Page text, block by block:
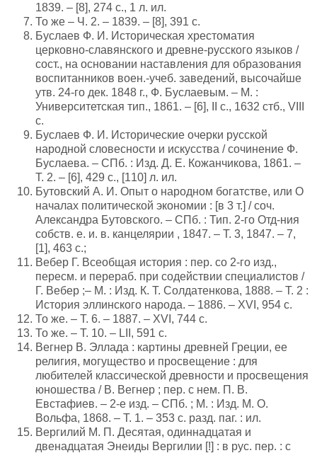
1839. – [8], 274 с., 1 л. ил.
То же – Ч. 2. – 1839. – [8], 391 с.
Буслаев Ф. И. Историческая хрестоматия
церковно-славянского и древне-русского языков /
сост., на основании наставления для образования
воспитанников воен.-учеб. заведений, высочайше
утв. 24-го дек. 1848 г., Ф. Буслаевым. – М. :
Университетская тип., 1861. – [6], II с., 1632 стб., VIII
с.
Буслаев Ф. И. Исторические очерки русской
народной словесности и искусства / сочинение Ф.
Буслаева. – СПб. : Изд. Д. Е. Кожанчикова, 1861. –
Т. 2. – [6], 429 с., [110] л. ил.
Бутовский А. И. Опыт о народном богатстве, или О
началах политической экономии : [в 3 т.] / соч.
Александра Бутовского. – СПб. : Тип. 2-го Отд-ния
собств. е. и. в. канцелярии , 1847. – Т. 3, 1847. – 7,
[1], 463 с.;
Вебер Г. Всеобщая история : пер. со 2-го изд.,
пересм. и перераб. при содействии специалистов /
Г. Вебер ;– М. : Изд. К. Т. Солдатенкова, 1888. – Т. 2 :
История эллинского народа. – 1886. – XVI, 954 с.
То же. – Т. 6. – 1887. – XVI, 744 с.
То же. – Т. 10. – LII, 591 с.
Вегнер В. Эллада : картины древней Греции, ее
религия, могущество и просвещение : для
любителей классической древности и просвещения
юношества / В. Вегнер ; пер. с нем. П. В.
Евстафиев. – 2-е изд. – СПб. ; М. : Изд. М. О.
Вольфа, 1868. – Т. 1. – 353 с. разд. паг. : ил.
Вергилий М. П. Десятая, одиннадцатая и
двенадцатая Энеиды Вергилии [!] : в рус. пер. : с